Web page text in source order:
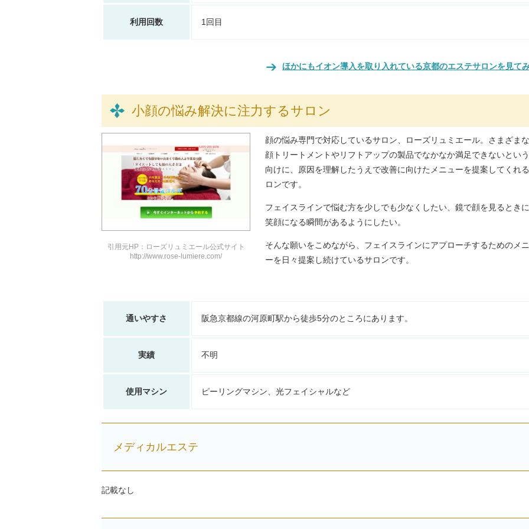
利用回数 1回目
ほかにもイオン導入を取り入れている京都のエステサロンを見て
小顔の悩み解決に注力するサロン
引用元HP：ローズリュミエール公式サイト
http://www.rose-lumiere.com/
顔の悩み専門で対応しているサロン、ローズリュミエール。さまざま
顔トリートメントやリフトアップの製品でなかなか満足できないとい
向けに、原因を理解したうえで改善に向けたメニューを提案してくれ
ロンです。
フェイスラインで悩む方を少しでも少なくしたい、鏡で顔を見るときに
笑顔になる瞬間があるようにしたい。
そんな願いをこめながら、フェイスラインにアプローチするためのメニ
ーを日々提案し続けているサロンです。
通いやすさ 阪急京都線の河原町駅から徒歩5分のところにあります。
実績 不明
使用マシン ピーリングマシン、光フェイシャルなど
メディカルエステ
記載なし